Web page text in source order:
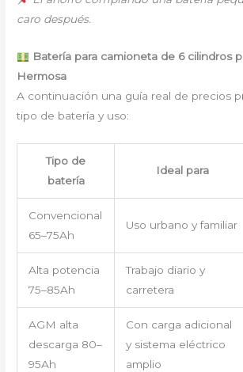
caro después.
Batería para camioneta de 6 cilindros
Hermosa
A continuación una guía real de precios
tipo de batería y uso:
Tipo de
batería
Ideal para
Convencional
65–75Ah
Uso urbano y familiar
Alta potencia
75–85Ah
Trabajo diario y
carretera
AGM alta
descarga 80–
95Ah
Con carga adicional
y sistema eléctrico
amplio